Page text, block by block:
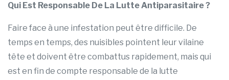
Qui Est Responsable De La Lutte Antiparasitaire ?
Faire face à une infestation peut être difficile. De
temps en temps, des nuisibles pointent leur vilaine
tête et doivent être combattus rapidement, mais qui
est en fin de compte responsable de la lutte